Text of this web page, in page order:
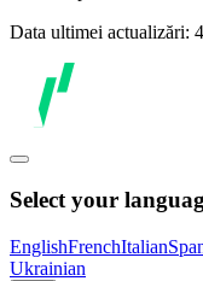
Data ultimei actualizări:
Select your
EnglishFrenchItalian
Ukrainian